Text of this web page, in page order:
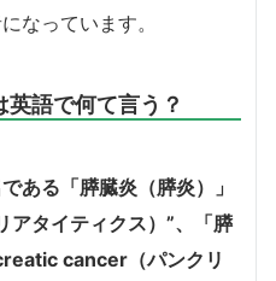
なっています。
英語で何て言う？
ある「膵臓炎（膵炎）」
タイティクス）”、「膵
cancer（パンクリ